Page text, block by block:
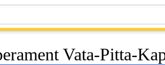
Vata-Pitta-